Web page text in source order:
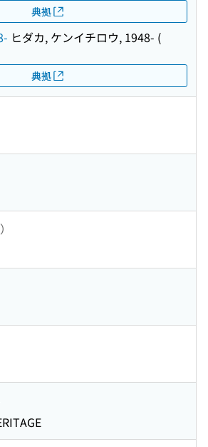
典拠
ヒダカ, ケンイチロウ, 1948- (
典拠